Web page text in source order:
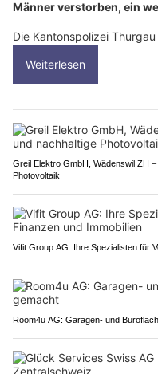
Männer verstorben, ein
Die Kantonspolizei
Weiterlesen
Greil Elektro GmbH, Wädenswil ZH
Photovoltaik
Vifit Group AG: Ihre Spezialisten für
Room4u AG: Garagen- und